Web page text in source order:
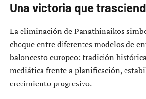
Una victoria que
La eliminación de Panathinaikos
choque entre diferentes modelos de
baloncesto europeo: tradición
mediática frente a planificación,
crecimiento progresivo.